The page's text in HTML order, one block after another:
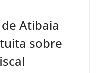
Atibaia
sobre